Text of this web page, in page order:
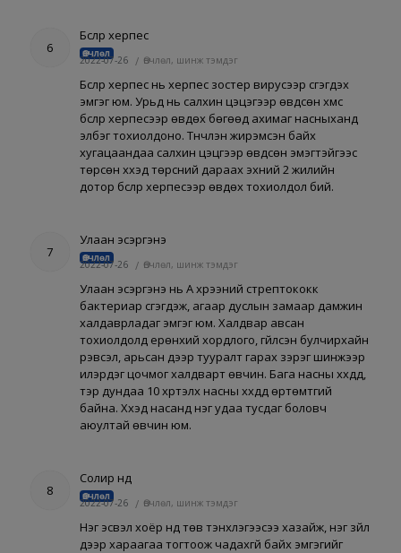
6
Бүслүүр херпес
Өвчлөл
2022-07-26 / Өвчлөл, шинж тэмдэг
Бүслүүр херпес нь херпес зостер вирусээр үүсгэгдэх
эмгэг юм. Урьд нь салхин цэцэгээр өвдсөн хүмүүс
бүслүүр херпесээр өвдөх бөгөөд ахимаг насныханд
элбэг тохиолдоно. Түүнчлэн жирэмсэн байх
хугацаандаа салхин цэцгээр өвдсөн эмэгтэйгээс
төрсөн хүүхэд төрсний дараах эхний 2 жилийн
дотор бүслүүр херпесээр өвдөх тохиолдол бий.
7
Улаан эсэргэнэ
Өвчлөл
2022-07-26 / Өвчлөл, шинж тэмдэг
Улаан эсэргэнэ нь А хүрээний стрептококк
бактериар үүсгэгдэж, агаар дуслын замаар дамжин
халдаврладаг эмгэг юм. Халдвар авсан
тохиолдолд ерөнхий хордлого, гүйлсэн булчирхайн
үрэвсэл, арьсан дээр тууралт гарах зэрэг шинжээр
илэрдэг цочмог халдварт өвчин. Бага насны хүүхдүүд,
тэр дундаа 10 хүртэлх насны хүүхдүүд өртөмтгий
байна. Хүүхэд насанд нэг удаа тусдаг боловч
аюултай өвчин юм.
8
Солир нүд
Өвчлөл
2022-07-26 / Өвчлөл, шинж тэмдэг
Нэг эсвэл хоёр нүд төв тэнхлэгээсээ хазайж, нэг зүйл
дээр хараагаа тогтоож чадахгүй байх эмгэгийг